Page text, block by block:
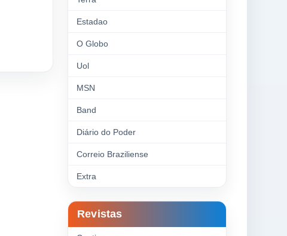
Estadao
O Globo
Uol
MSN
Band
Diário do Poder
Correio Braziliense
Extra
Revistas